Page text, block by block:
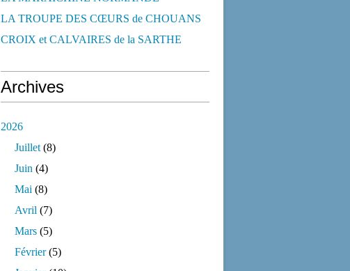
LA TROUPE DES CŒURS de CHOUANS
CROIX et CALVAIRES de la SARTHE
Archives
2026
Juillet (8)
Juin (4)
Mai (8)
Avril (7)
Mars (5)
Février(5)